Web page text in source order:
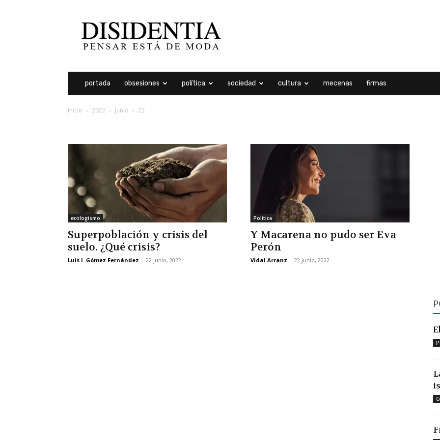
portada obsesiones política sociedad cultura mecenas firmas
Inicio 2022 junio 22
ecologismo
Superpoblación y crisis del
suelo. ¿Qué crisis?
Luis I. Gómez Fernández - 22 junio, 2022
Política
Y Macarena no pudo ser Eva
Perón
Vidal Arranz - 22 junio, 2022